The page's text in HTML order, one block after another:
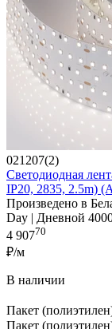
021207(2)
Светодиодная
IP20, 2835, 2.5m)
Произведено в
Day | Дневной
4 90770
₽/м
В наличии
Пакет
Пакет